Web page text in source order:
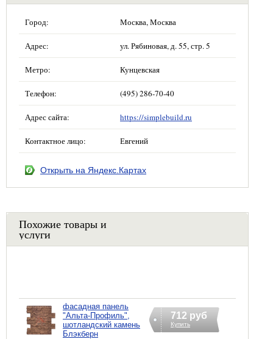
Город: Москва, Москва
Адрес: ул. Рябиновая, д. 55, стр. 5
Метро: Кунцевская
Телефон: (495) 286-70-40
Адрес сайта: https://simplebuild.ru
Контактное лицо: Евгений
Открыть на Яндекс.Картах
Похожие товары и
услуги
фасадная панель
"Альта-Профиль",
шотландский камень
Блэкберн
712 руб
Купить